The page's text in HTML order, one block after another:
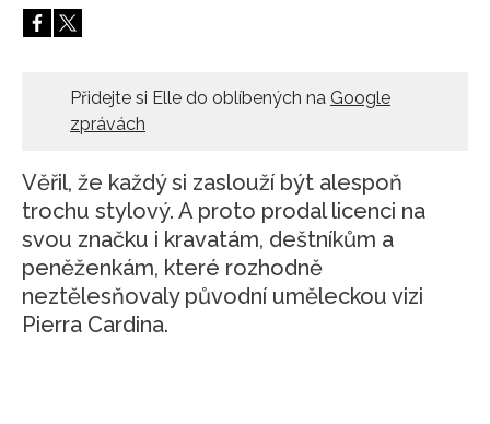
HOME
Přidejte si Elle do oblíbených na Google
zprávách
Věřil, že každý si zaslouží být alespoň
trochu stylový. A proto prodal licenci na
svou značku i kravatám, deštníkům a
peněženkám, které rozhodně
neztělesňovaly původní uměleckou vizi
Pierra Cardina.